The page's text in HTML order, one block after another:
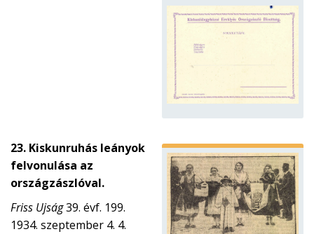
23. Kiskunruhás leányok
felvonulása az
országzászlóval.
Friss Ujság39. évf. 199.
1934. szeptember 4. 4.